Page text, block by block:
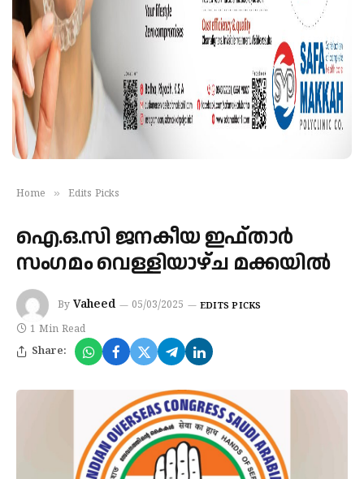
Home » Edits Picks
ഐ.ഒ.സി ജനകീയ ഇഫ്താർ
സംഗമം വെള്ളിയാഴ്ച മക്കയിൽ
By Vaheed 05/03/2025 EDITS PICKS
1 Min Read
Share: